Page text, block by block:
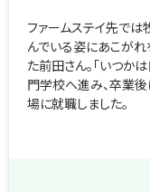
ファームステイ先で
んでいる姿にあこがれ
た前田さん。「いつか
門学校へ進み、卒業
場に就職しました。